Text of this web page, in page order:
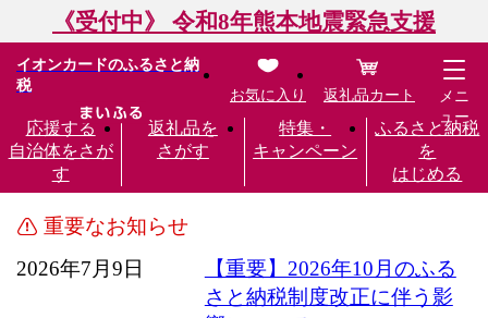
《受付中》 令和8年熊本地震緊急支援
イオンカードのふるさと納
税
応援する
自治体をさが
す
返礼品を
さがす
特集・
キャンペーン
ふるさと納税
を
はじめる
お気に入り 返礼品カート
メニ
ュー
重要なお知らせ
2026年7月9日
【重要】2026年10月のふる
さと納税制度改正に伴う影